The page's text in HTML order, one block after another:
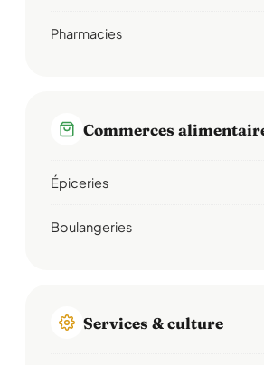
Pharmacies
Commerces
Épiceries
Boulangeries
Services & culture